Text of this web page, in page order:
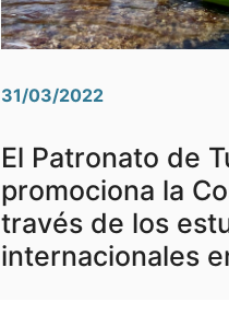
31/03/2022
El Patronato de
promociona la
través de los
internacionales